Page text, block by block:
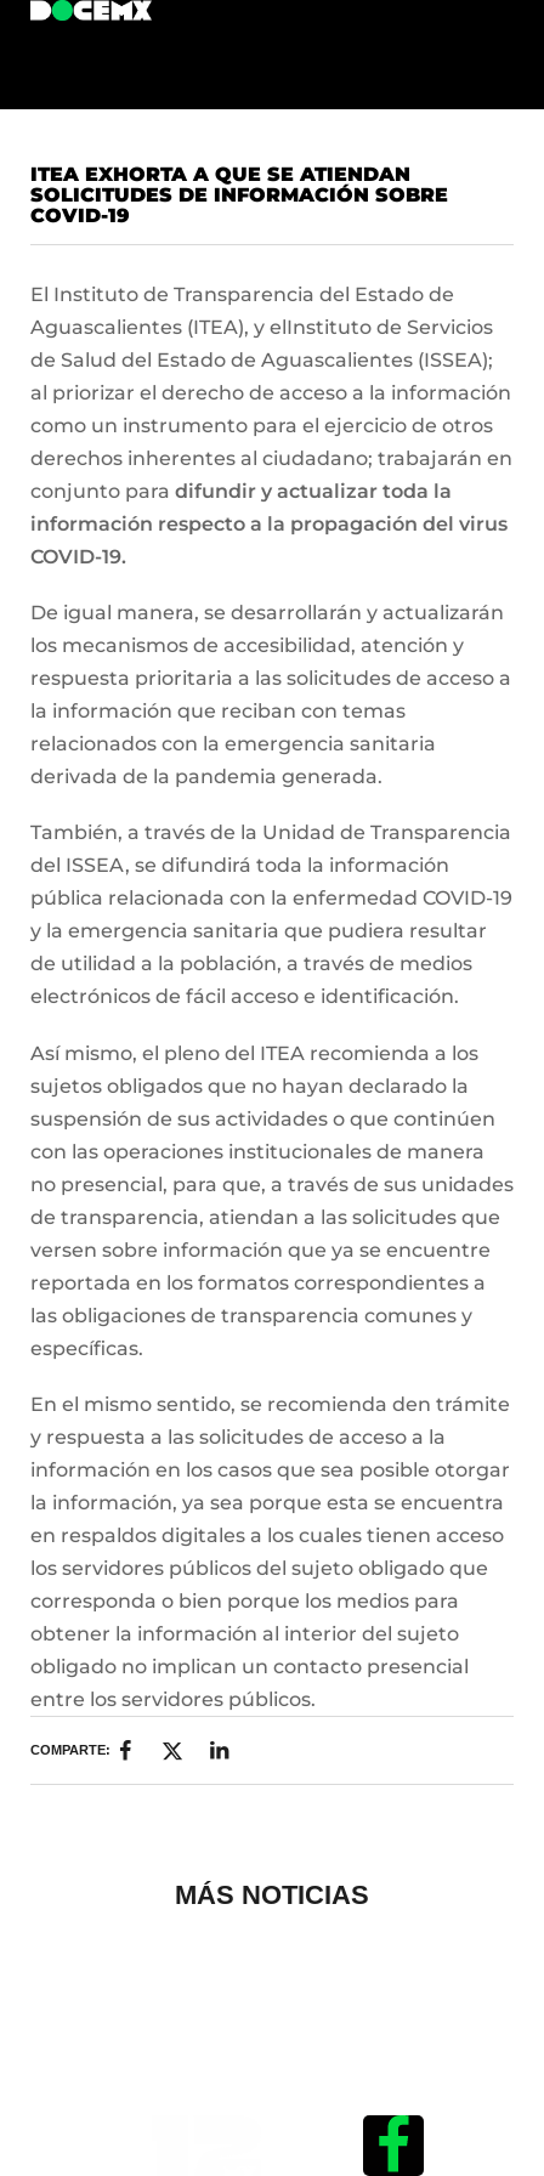
ITEA EXHORTA A QUE SE ATIENDAN
SOLICITUDES DE INFORMACIÓN SOBRE
COVID-19
El Instituto de Transparencia del Estado de
Aguascalientes (ITEA), y elInstituto de Servicios
de Salud del Estado de Aguascalientes (ISSEA);
al priorizar el derecho de acceso a la información
como un instrumento para el ejercicio de otros
derechos inherentes al ciudadano; trabajarán en
conjunto para difundir y actualizar toda la
información respecto a la propagación del virus
COVID-19.
De igual manera, se desarrollarán y actualizarán
los mecanismos de accesibilidad, atención y
respuesta prioritaria a las solicitudes de acceso a
la información que reciban con temas
relacionados con la emergencia sanitaria
derivada de la pandemia generada.
También, a través de la Unidad de Transparencia
del ISSEA, se difundirá toda la información
pública relacionada con la enfermedad COVID-19
y la emergencia sanitaria que pudiera resultar
de utilidad a la población, a través de medios
electrónicos de fácil acceso e identificación.
Así mismo, el pleno del ITEA recomienda a los
sujetos obligados que no hayan declarado la
suspensión de sus actividades o que continúen
con las operaciones institucionales de manera
no presencial, para que, a través de sus unidades
de transparencia, atiendan a las solicitudes que
versen sobre información que ya se encuentre
reportada en los formatos correspondientes a
las obligaciones de transparencia comunes y
específicas.
En el mismo sentido, se recomienda den trámite
y respuesta a las solicitudes de acceso a la
información en los casos que sea posible otorgar
la información, ya sea porque esta se encuentra
en respaldos digitales a los cuales tienen acceso
los servidores públicos del sujeto obligado que
corresponda o bien porque los medios para
obtener la información al interior del sujeto
obligado no implican un contacto presencial
entre los servidores públicos.
COMPARTE:
MÁS NOTICIAS